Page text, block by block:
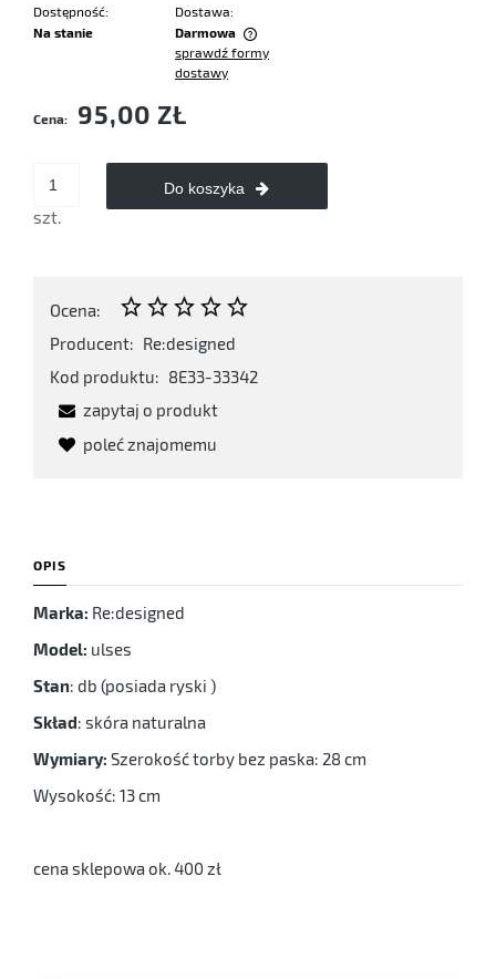
Dostępność:
Na stanie
Dostawa:
Darmowa
Cena nie zawiera ewentualnych kosztów płatności
sprawdź formy
dostawy
Cena: 95,00 ZŁ
szt.
Do koszyka
Ocena:
Producent: Re:designed
Kod produktu: 8E33-33342
zapytaj o produkt
poleć znajomemu
OPIS
Marka: Re:designed
Model: ulses
Stan: db (posiada ryski )
Skład: skóra naturalna
Wymiary: Szerokość torby bez paska: 28 cm
Wysokość: 13 cm
cena sklepowa ok. 400 zł